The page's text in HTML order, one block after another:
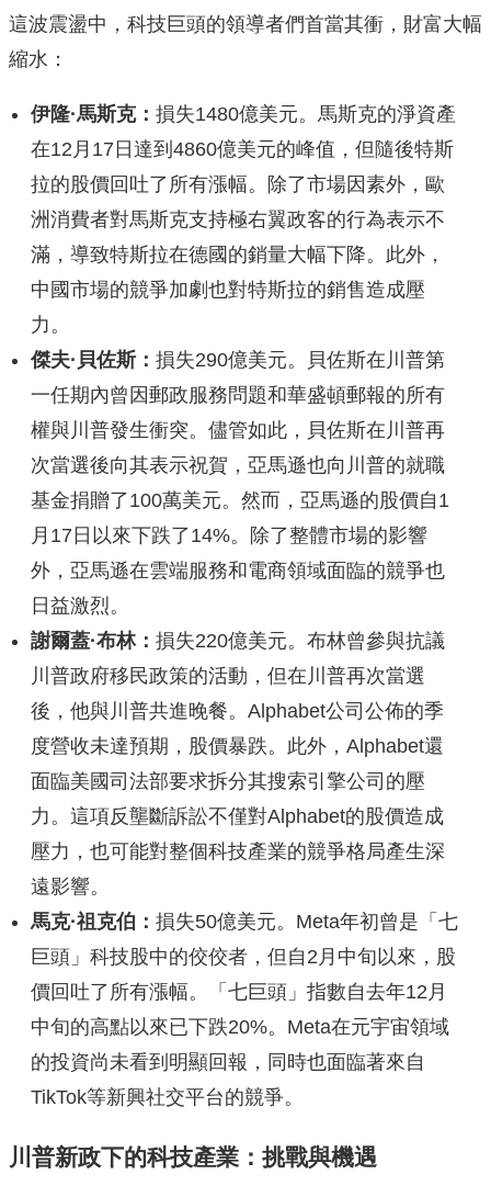
這波震盪中，科技巨頭的領導者們首當其衝，財富大幅
縮水：
伊隆·馬斯克： 損失1480億美元。馬斯克的淨資產
在12月17日達到4860億美元的峰值，但隨後特斯
拉的股價回吐了所有漲幅。除了市場因素外，歐
洲消費者對馬斯克支持極右翼政客的行為表示不
滿，導致特斯拉在德國的銷量大幅下降。此外，
中國市場的競爭加劇也對特斯拉的銷售造成壓
力。
傑夫·貝佐斯： 損失290億美元。貝佐斯在川普第
一任期內曾因郵政服務問題和華盛頓郵報的所有
權與川普發生衝突。儘管如此，貝佐斯在川普再
次當選後向其表示祝賀，亞馬遜也向川普的就職
基金捐贈了100萬美元。然而，亞馬遜的股價自1
月17日以來下跌了14%。除了整體市場的影響
外，亞馬遜在雲端服務和電商領域面臨的競爭也
日益激烈。
謝爾蓋·布林： 損失220億美元。布林曾參與抗議
川普政府移民政策的活動，但在川普再次當選
後，他與川普共進晚餐。Alphabet公司公佈的季
度營收未達預期，股價暴跌。此外，Alphabet還
面臨美國司法部要求拆分其搜索引擎公司的壓
力。這項反壟斷訴訟不僅對Alphabet的股價造成
壓力，也可能對整個科技產業的競爭格局產生深
遠影響。
馬克·祖克伯： 損失50億美元。Meta年初曾是「七
巨頭」科技股中的佼佼者，但自2月中旬以來，股
價回吐了所有漲幅。「七巨頭」指數自去年12月
中旬的高點以來已下跌20%。Meta在元宇宙領域
的投資尚未看到明顯回報，同時也面臨著來自
TikTok等新興社交平台的競爭。
川普新政下的科技產業：挑戰與機遇